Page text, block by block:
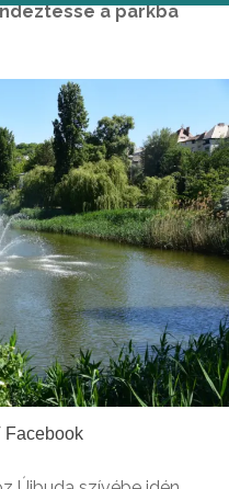
a parkba
Facebook